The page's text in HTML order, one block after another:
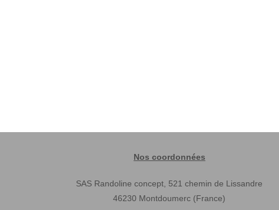
Nos coordonnées
SAS Randoline concept, 521 chemin de Lissandre
46230 Montdoumerc (France)